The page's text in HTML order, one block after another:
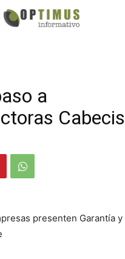
a
presenten Garantía y